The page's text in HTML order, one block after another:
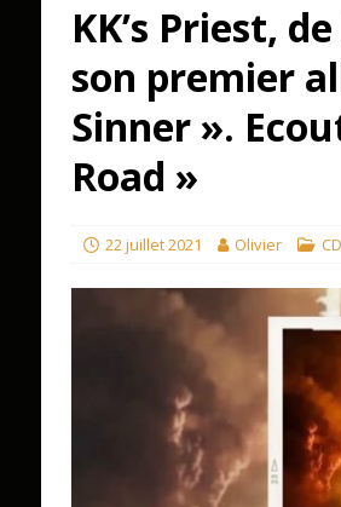
KK’s Priest,
son premier
Sinner ».
Road »
22 juillet 2021 Olivier CD